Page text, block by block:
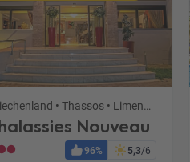
Griechenland • Thassos • Limenaria
Nouveau
96% 5,3/6